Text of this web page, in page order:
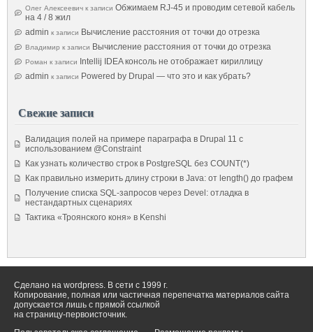
Олег Алексеевич к записи Обжимаем RJ-45 и проводим сетевой кабель
на 4 / 8 жил
admin к записи Вычисление расстояния от точки до отрезка
Владимир к записи Вычисление расстояния от точки до отрезка
Роман к записи Intellij IDEA консоль не отображает кириллицу
admin к записи Powered by Drupal — что это и как убрать?
Свежие записи
Валидация полей на примере параграфа в Drupal 11 с
использованием @Constraint
Как узнать количество строк в PostgreSQL без COUNT(*)
Как правильно измерить длину строки в Java: от length() до графем
Получение списка SQL-запросов через Devel: отладка в
нестандартных сценариях
Тактика «Троянского коня» в Kenshi
Сделано на wordpress. В сети с 1999 г.
Копирование, полная или частичная перепечатка материалов сайта
допускается лишь с прямой ссылкой
на страницу-первоисточник.